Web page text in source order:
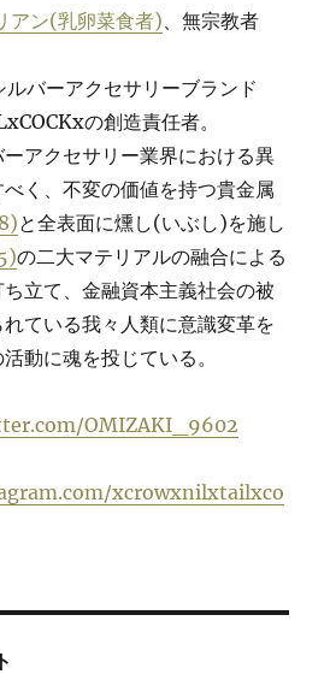
アン(乳卵菜食者) 、無宗教者
バーアクセサリーブランド
の創造責任者。
アクセサリー業界における異
く、不変の価値を持つ貴金属
と全表面に燻し(いぶし)を施し
の二大マテリアルの融合による
立て、金融資本主義社会の被
ている我々人類に意識変革を
動に魂を投じている。
OMIZAKI_9602
xcrowxnilxtailxco